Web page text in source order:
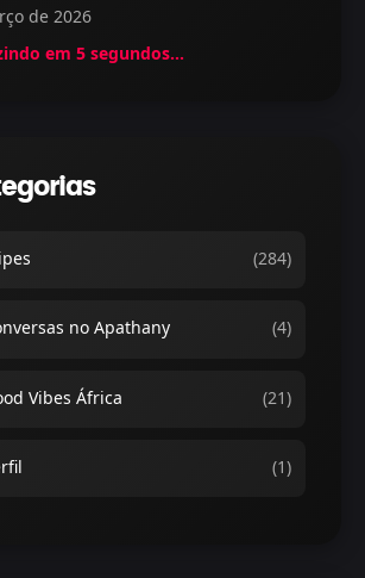
de 2026
em 5 segundos...
(284)
no Apathany (4)
Vibes África (21)
(1)